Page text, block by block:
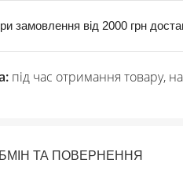
замовлення від 2000 грн
під час отримання товару,
ТА ПОВЕРНЕННЯ